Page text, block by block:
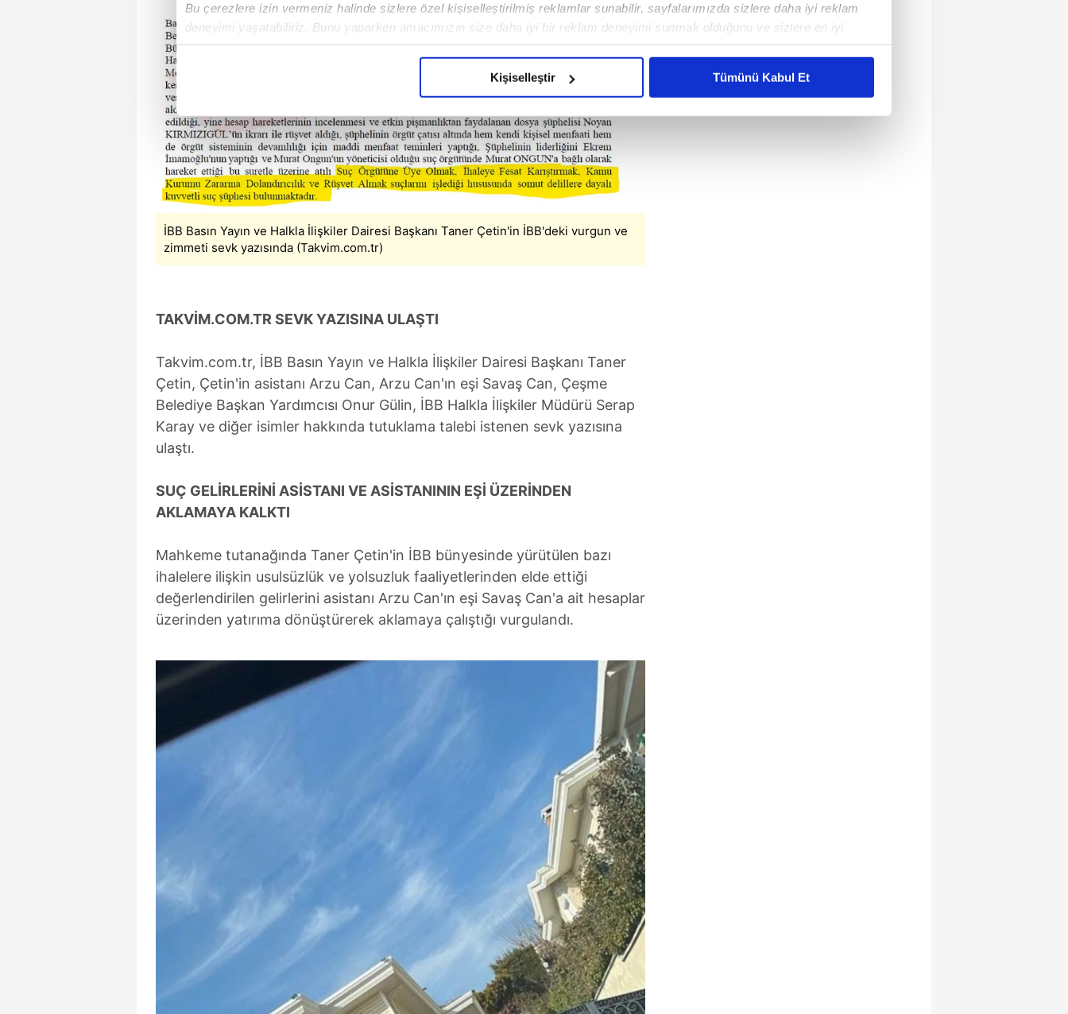
Bu çerezlere izin vermeniz halinde sizlere özel kişiselleştirilmiş reklamlar sunabilir, sayfalarımızda sizlere daha iyi reklam
deneyimi yaşatabiliriz. Bunu yaparken amacımızın size daha iyi bir reklam deneyimi sunmak olduğunu ve sizlere en iyi
içerikleri sunabilmek adına elimizden gelen çabayı gösterdiğimizi ve bu noktada, reklamların maliyetlerimizi karşılamak
Sizlere daha iyi bir hizmet sunabilmek için İnternet Sitemizde kendimize ve üçüncü kişilere ait çerezler kullanılmaktadır. Bu
çerezler vasıtasıyla çeşitli kişisel verileriniz işlenmekte olup gerekli olan çerezler bilgi toplumu hizmetlerinin sunulması
amacıyla kullanılmaktadır. Diğer çerezler, sitemizin daha işlevsel kılınması ve kişiselleştirilmesi ve sizlere yönelik
reklam/pazarlama faaliyetlerinin yapılması, amaçlarıyla sınırlı olarak açık rızanız dahilinde kullanılacaktır.
Çerezlere ilişkin tercihlerinizi aşağıda yer alan panel vasıtasıyla belirleyebilirsiniz. Çerezlere ilişkin detaylı bilgi için Ayarlar
butonuna tıklayabilir, Çerez Bilgilendirme Metnimizi
mevzuata uygun olarak kullanılan çerezlerle ilgili bilgi almak için lütfen
Kişiselleştir Tümünü Kabul Et
İBB Basın Yayın ve Halkla İlişkiler Dairesi Başkanı Taner Çetin'in İBB'deki vurgun ve
zimmeti sevk yazısında (Takvim.com.tr)
TAKVİM.COM.TR SEVK YAZISINA ULAŞTI
Takvim.com.tr, İBB Basın Yayın ve Halkla İlişkiler Dairesi Başkanı Taner
Çetin, Çetin'in asistanı Arzu Can, Arzu Can'ın eşi Savaş Can, Çeşme
Belediye Başkan Yardımcısı Onur Gülin, İBB Halkla İlişkiler Müdürü Serap
Karay ve diğer isimler hakkında tutuklama talebi istenen sevk yazısına
ulaştı.
SUÇ GELİRLERİNİ ASİSTANI VE ASİSTANININ EŞİ ÜZERİNDEN
AKLAMAYA KALKTI
Mahkeme tutanağında Taner Çetin'in İBB bünyesinde yürütülen bazı
ihalelere ilişkin usulsüzlük ve yolsuzluk faaliyetlerinden elde ettiği
değerlendirilen gelirlerini asistanı Arzu Can'ın eşi Savaş Can'a ait hesaplar
üzerinden yatırıma dönüştürerek aklamaya çalıştığı vurgulandı.